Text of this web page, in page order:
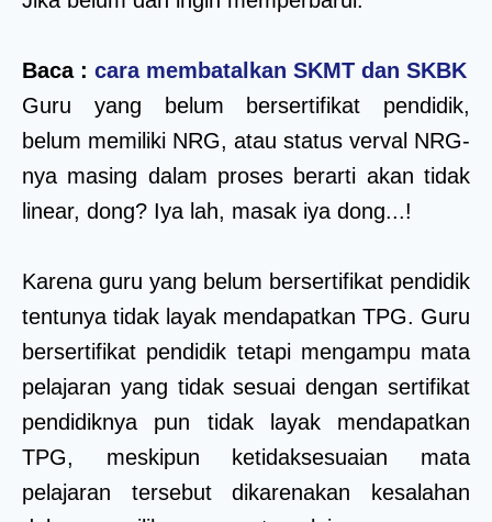
Baca : cara membatalkan SKMT dan SKBK
Guru yang belum bersertifikat pendidik,
belum memiliki NRG, atau status verval NRG-
nya masing dalam proses berarti akan tidak
linear, dong? Iya lah, masak iya dong...!
Karena guru yang belum bersertifikat pendidik
tentunya tidak layak mendapatkan TPG. Guru
bersertifikat pendidik tetapi mengampu mata
pelajaran yang tidak sesuai dengan sertifikat
pendidiknya pun tidak layak mendapatkan
TPG, meskipun ketidaksesuaian mata
pelajaran tersebut dikarenakan kesalahan